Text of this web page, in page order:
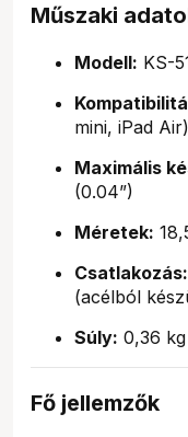
Műszaki
Modell: KS-
mini, iPad Air)
Maximális
(0.04”)
Méretek:
Csatlakozás:
(acélból
Súly: 0,36 kg
Fő jellemzők